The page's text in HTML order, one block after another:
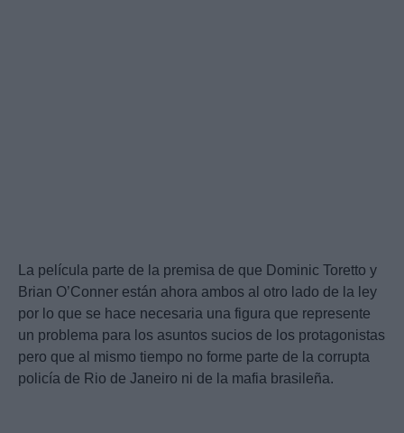
La película parte de la premisa de que Dominic Toretto y
Brian O’Conner están ahora ambos al otro lado de la ley
por lo que se hace necesaria una figura que represente
un problema para los asuntos sucios de los protagonistas
pero que al mismo tiempo no forme parte de la corrupta
policía de Rio de Janeiro ni de la mafia brasileña.